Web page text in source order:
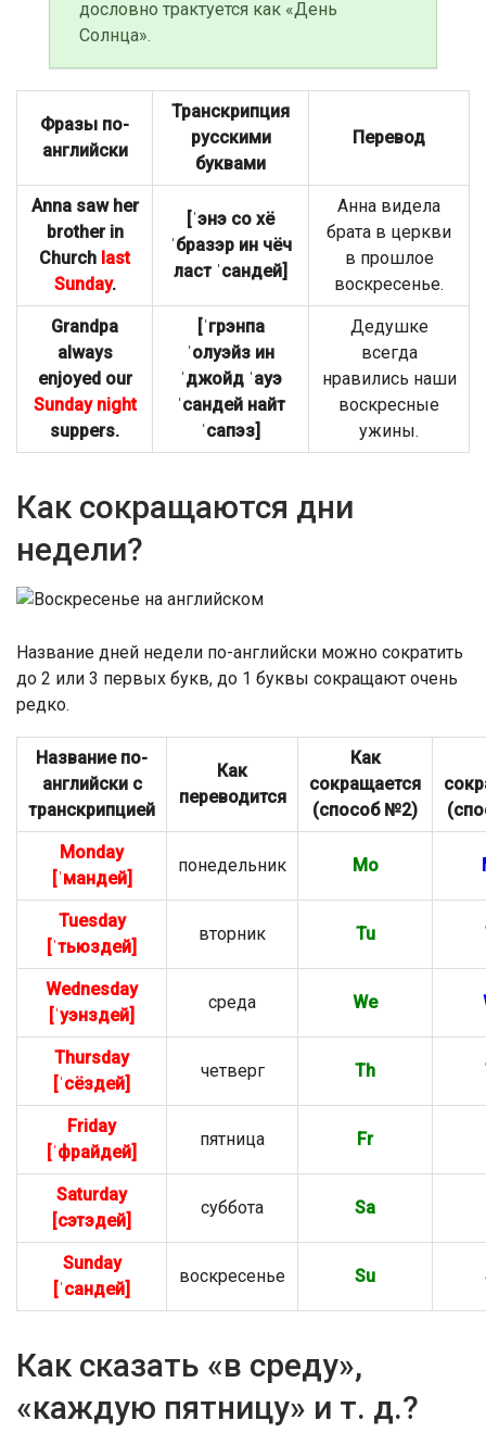
дословно трактуется как «День
Солнца».
Фразы по-
английски
Транскрипция
русскими
буквами
Перевод
Anna saw her
brother in
Church last
Sunday.
[ˈэнэ со хё
ˈбразэр ин чёч
ласт ˈсандей]
Анна видела
брата в церкви
в прошлое
воскресенье.
Grandpa
always
enjoyed our
Sunday night
suppers.
[ˈгрэнпа
ˈолуэйз ин
ˈджойд ˈaуэ
ˈсандей найт
ˈсапэз]
Дедушке
всегда
нравились наши
воскресные
ужины.
Как сокращаются дни
недели?
Название дней недели по-английски можно сократить
до 2 или 3 первых букв, до 1 буквы сокращают очень
редко.
Название по-
английски с
транскрипцией
Как
переводится
Как
сокращается
(способ №2)
Monday
[ˈмандей]
понедельник Mo
Tuesday
[ˈтьюздей]
вторник Tu
Wednesday
[ˈуэнздей]
среда We
Thursday
[ˈсёздей]
четверг Th
Friday
[ˈфрайдей]
пятница Fr
Saturday
[сэтэдей]
суббота Sa
Sunday
[ˈсандей]
воскресенье Su
Как сказать «в среду»,
«каждую пятницу» и т. д.?